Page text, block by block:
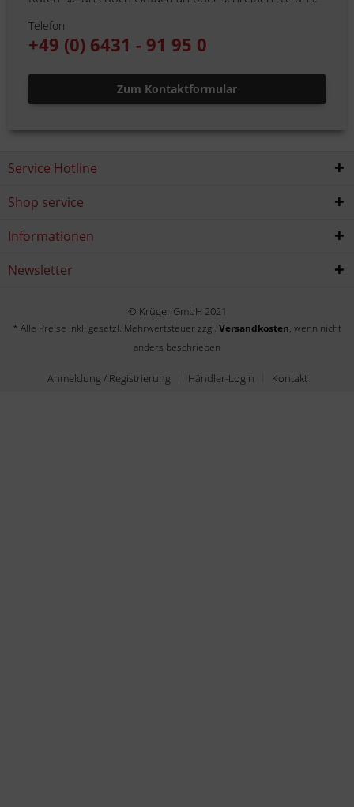
Telefon
+49 (0) 6431 - 91 95 0
Zum Kontaktformular
Service Hotline
Shop service
Informationen
Newsletter
© Krüger GmbH 2021
* Alle Preise inkl. gesetzl. Mehrwertsteuer zzgl. Versandkosten, wenn nicht
anders beschrieben
Anmeldung / Registrierung Händler-Login Kontakt